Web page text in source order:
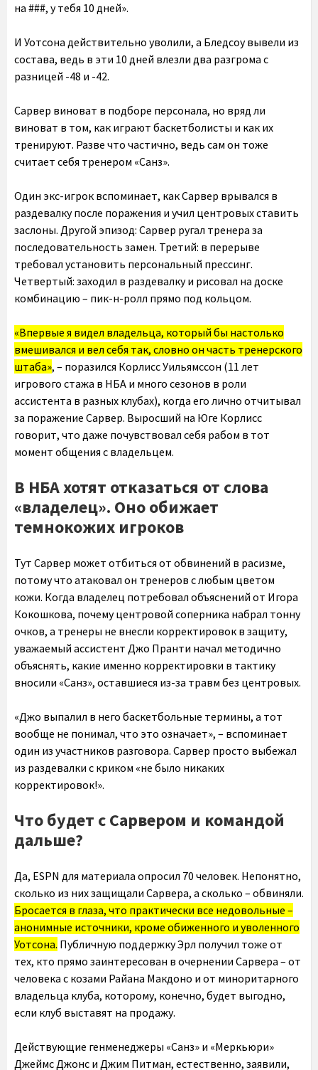
на ###, у тебя 10 дней».
И Уотсона действительно уволили, а Бледсоу вывели из
состава, ведь в эти 10 дней влезли два разгрома с
разницей -48 и -42.
Сарвер виноват в подборе персонала, но вряд ли
виноват в том, как играют баскетболисты и как их
тренируют. Разве что частично, ведь сам он тоже
считает себя тренером «Санз».
Один экс-игрок вспоминает, как Сарвер врывался в
раздевалку после поражения и учил центровых ставить
заслоны. Другой эпизод: Сарвер ругал тренера за
последовательность замен. Третий: в перерыве
требовал установить персональный прессинг.
Четвертый: заходил в раздевалку и рисовал на доске
комбинацию – пик-н-ролл прямо под кольцом.
«Впервые я видел владельца, который бы настолько
вмешивался и вел себя так, словно он часть тренерского
штаба», – поразился Корлисс Уильямссон (11 лет
игрового стажа в НБА и много сезонов в роли
ассистента в разных клубах), когда его лично отчитывал
за поражение Сарвер. Выросший на Юге Корлисс
говорит, что даже почувствовал себя рабом в тот
момент общения с владельцем.
В НБА хотят отказаться от слова
«владелец». Оно обижает
темнокожих игроков
Тут Сарвер может отбиться от обвинений в расизме,
потому что атаковал он тренеров с любым цветом
кожи. Когда владелец потребовал объяснений от Игора
Кокошкова, почему центровой соперника набрал тонну
очков, а тренеры не внесли корректировок в защиту,
уважаемый ассистент Джо Пранти начал методично
объяснять, какие именно корректировки в тактику
вносили «Санз», оставшиеся из-за травм без центровых.
«Джо выпалил в него баскетбольные термины, а тот
вообще не понимал, что это означает», – вспоминает
один из участников разговора. Сарвер просто выбежал
из раздевалки с криком «не было никаких
корректировок!».
Что будет с Сарвером и командой
дальше?
Да, ESPN для материала опросил 70 человек. Непонятно,
сколько из них защищали Сарвера, а сколько – обвиняли.
Бросается в глаза, что практически все недовольные –
анонимные источники, кроме обиженного и уволенного
Уотсона. Публичную поддержку Эрл получил тоже от
тех, кто прямо заинтересован в очернении Сарвера – от
человека с козами Райана Макдоно и от миноритарного
владельца клуба, которому, конечно, будет выгодно,
если клуб выставят на продажу.
Действующие генменеджеры «Санз» и «Меркьюри»
Джеймс Джонс и Джим Питман, естественно, заявили,